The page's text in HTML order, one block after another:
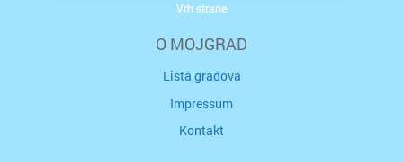
O MOJGRAD
Lista gradova
Impressum
Kontakt
Vrh strane